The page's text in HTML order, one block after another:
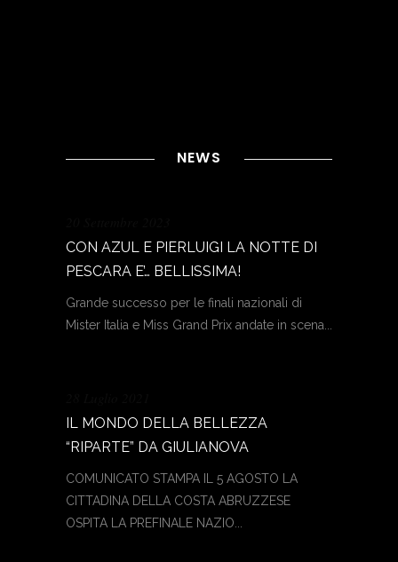
NEWS
CON AZUL E PIERLUIGI LA NOTTE DI
PESCARA E’… BELLISSIMA!
Grande successo per le finali nazionali di
Mister Italia e Miss Grand Prix andate in scena...
IL MONDO DELLA BELLEZZA
“RIPARTE” DA GIULIANOVA
COMUNICATO STAMPA IL 5 AGOSTO LA
CITTADINA DELLA COSTA ABRUZZESE
OSPITA LA PREFINALE NAZIO...